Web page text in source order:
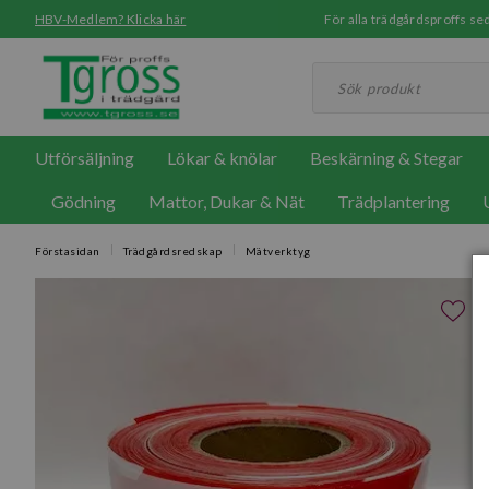
HBV-Medlem? Klicka här För alla trädgårdsproffs
Utförsäljning Lökar & knölar Beskärning & Stegar
Gödning Mattor, Dukar & Nät Trädplantering
Förstasidan Trädgårdsredskap Mätverktyg